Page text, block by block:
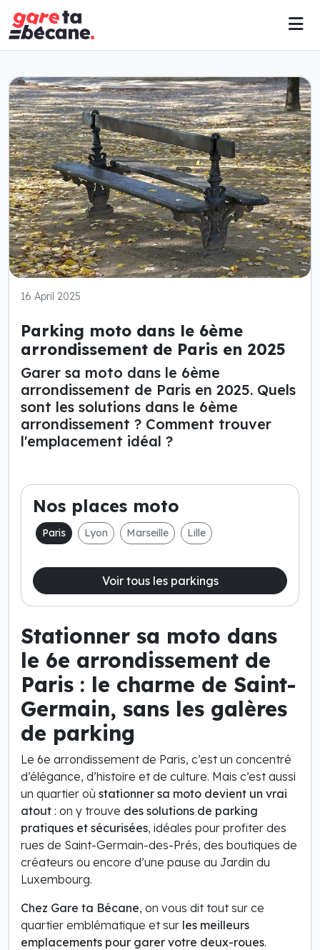
16 April 2025
Parking moto dans le 6ème
arrondissement de Paris en 2025
Garer sa moto dans le 6ème
arrondissement de Paris en 2025. Quels
sont les solutions dans le 6ème
arrondissement ? Comment trouver
l'emplacement idéal ?
Nos places moto
Paris Lyon Marseille Lille
Voir tous les parkings
Stationner sa moto dans
le 6e arrondissement de
Paris : le charme de Saint-
Germain, sans les galères
de parking
Le 6e arrondissement de Paris, c’est un concentré
d’élégance, d’histoire et de culture. Mais c’est aussi
un quartier où stationner sa moto devient un vrai
atout : on y trouve des solutions de parking
pratiques et sécurisées, idéales pour profiter des
rues de Saint-Germain-des-Prés, des boutiques de
créateurs ou encore d’une pause au Jardin du
Luxembourg.
Chez Gare ta Bécane, on vous dit tout sur ce
quartier emblématique et sur les meilleurs
emplacements pour garer votre deux-roues.